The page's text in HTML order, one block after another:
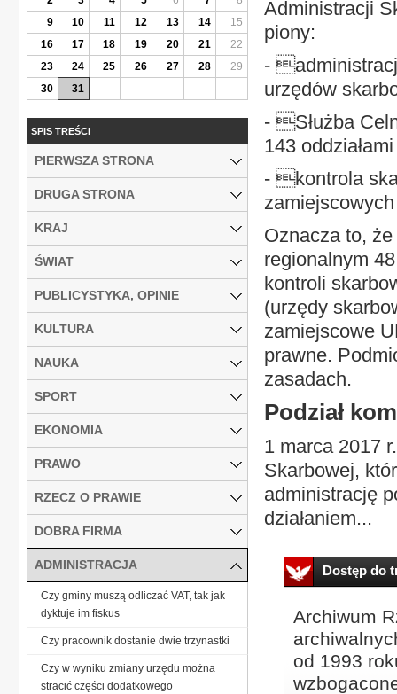
Administracji
piony:
-
urzędów
- Służba
143
- kontrola
Oznacza to,
regionalnym
kontroli
(urzędy
zamiejscowe
prawne.
zasadach.
Podział
1 marca 2017
Skarbowej,
administrację
działaniem...
Dostęp do
Archiwum
od 1993
9
10 11 12 13 14
15
16
17 18 19 20 21
22
23
24 25 26 27 28
29
30
31
SPIS TREŚCI
PIERWSZA STRONA
DRUGA STRONA
KRAJ
ŚWIAT
PUBLICYSTYKA, OPINIE
KULTURA
NAUKA
SPORT
EKONOMIA
PRAWO
RZECZ O PRAWIE
DOBRA FIRMA
ADMINISTRACJA
Czy gminy muszą odliczać VAT, tak jak
dyktuje im fiskus
Czy pracownik dostanie dwie trzynastki
Czy w wyniku zmiany urzędu można
stracić części dodatkowego